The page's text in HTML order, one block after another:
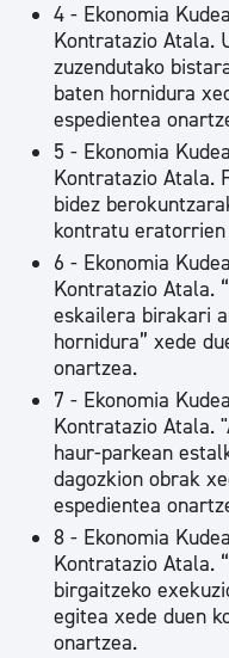
4 - Ekonomia
Kontratazio Atala.
zuzendutako
baten hornidura
espedientea
5 - Ekonomia
Kontratazio Atala.
bidez
kontratu
6 - Ekonomia
Kontratazio Atala.
eskailera birakari
hornidura” xede
onartzea.
7 - Ekonomia
Kontratazio Atala.
haur-parkean
dagozkion obrak
espedientea
8 - Ekonomia
Kontratazio Atala.
birgaitzeko
egitea xede duen
onartzea.